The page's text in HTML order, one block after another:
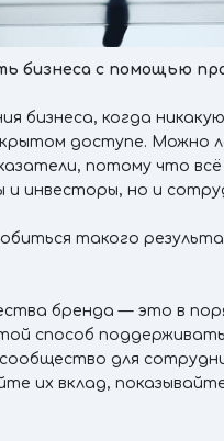
бизнеса с помощью
бизнеса, когда
доступе. Можно
потому что
инвесторы, но и
такого
бренда — это в
способ
для
их вклад,